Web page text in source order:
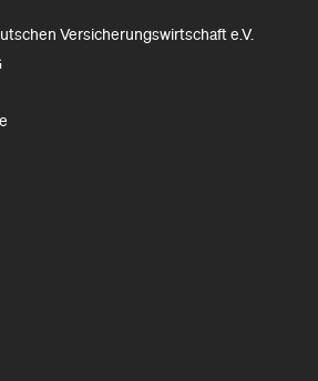
Versicherungswirtschaft e.V.